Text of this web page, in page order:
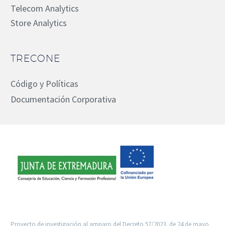
Telecom Analytics
Store Analytics
TRECONE
Código y Políticas
Documentación Corporativa